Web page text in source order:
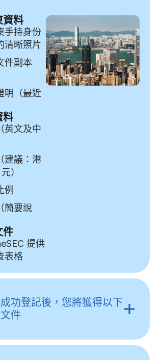
資料
手持身份
清晰照片
件副本
明（最近
料
英文及中
建議：港
）
例
簡要說
件
提供
表格
成功登記後，您將獲得以下
文件